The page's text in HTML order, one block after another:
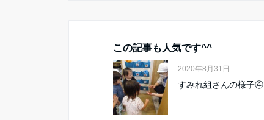
この記事も人気です^^
2020年8月31日
すみれ組さんの様子④